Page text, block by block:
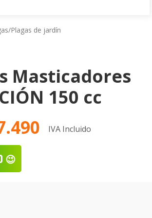
/Plagas de jardín
Masticadores
150 cc
IVA Incluido
😉